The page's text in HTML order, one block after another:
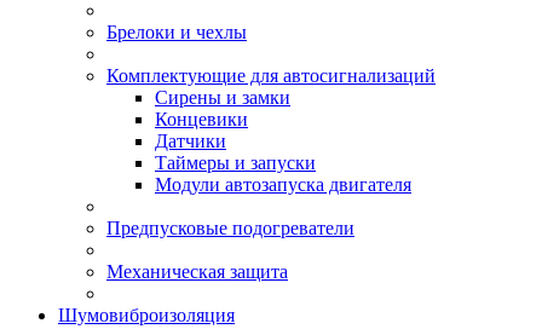
Брелоки и чехлы
Комплектующие для автосигнализаций
Сирены и замки
Концевики
Датчики
Таймеры и запуски
Модули автозапуска двигателя
Предпусковые подогреватели
Механическая защита
Шумовиброизоляция